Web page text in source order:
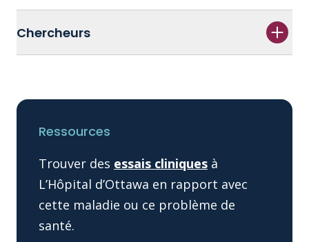
Chercheurs
Ressources
Trouver des essais cliniques à
L’Hôpital d’Ottawa en rapport avec
cette maladie ou ce problème de
santé.